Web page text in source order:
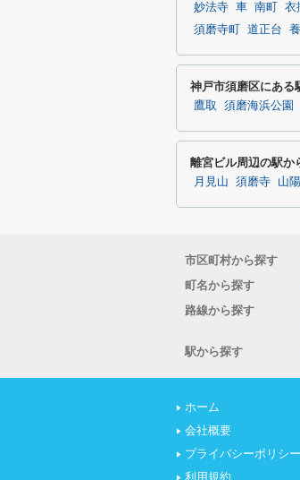
妙法寺 車 南町 衣
須磨寺町
道正台
神戸市須磨区にある
鷹取 須磨海浜公園
離宮ビル周辺の駅か
月見山 須磨寺 山
市区町村から探す
町名から探す
路線から探す
駅から探す
ホーム
会社概要
プライバシーポリシー
利用規約